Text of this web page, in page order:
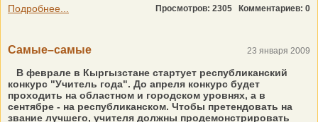
Подробнее...
Просмотров: 2305 Комментариев: 0
Самые–самые 23 января 2009
В феврале в Кыргызстане стартует республиканский
конкурс "Учитель года". До апреля конкурс будет
проходить на областном и городском уровнях, а в
сентябре - на республиканском. Чтобы претендовать на
звание лучшего, учителя должны продемонстрировать